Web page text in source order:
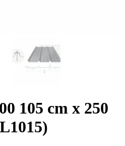
105 cm x 250